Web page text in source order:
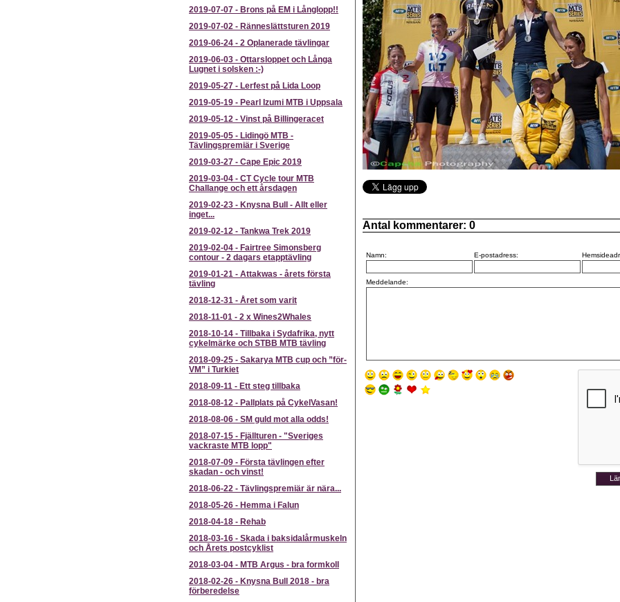
2019-07-07 - Brons på EM i Långlopp!!
2019-07-02 - Ränneslättsturen 2019
2019-06-24 - 2 Oplanerade tävlingar
2019-06-03 - Ottarsloppet och Långa
Lugnet i solsken :-)
2019-05-27 - Lerfest på Lida Loop
2019-05-19 - Pearl Izumi MTB i Uppsala
2019-05-12 - Vinst på Billingeracet
2019-05-05 - Lidingö MTB -
Tävlingspremiär i Sverige
2019-03-27 - Cape Epic 2019
2019-03-04 - CT Cycle tour MTB
Challange och ett årsdagen
2019-02-23 - Knysna Bull - Allt eller
inget...
2019-02-12 - Tankwa Trek 2019
2019-02-04 - Fairtree Simonsberg
contour - 2 dagars etapptävling
2019-01-21 - Attakwas - årets första
tävling
2018-12-31 - Året som varit
2018-11-01 - 2 x Wines2Whales
2018-10-14 - Tillbaka i Sydafrika, nytt
cykelmärke och STBB MTB tävling
2018-09-25 - Sakarya MTB cup och ”för-
VM” i Turkiet
2018-09-11 - Ett steg tillbaka
2018-08-12 - Pallplats på CykelVasan!
2018-08-06 - SM guld mot alla odds!
2018-07-15 - Fjällturen - "Sveriges
vackraste MTB lopp"
2018-07-09 - Första tävlingen efter
skadan - och vinst!
2018-06-22 - Tävlingspremiär är nära...
2018-05-26 - Hemma i Falun
2018-04-18 - Rehab
2018-03-16 - Skada i baksidalårmuskeln
och Årets postcyklist
2018-03-04 - MTB Argus - bra formkoll
2018-02-26 - Knysna Bull 2018 - bra
förberedelse
Antal kommentarer: 0
Namn: E-postadress:
Meddelande: